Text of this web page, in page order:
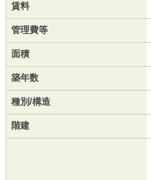
賃料
管理費等
面積
築年数
種別/構造
階建